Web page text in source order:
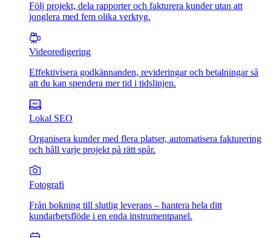
Följ projekt, dela rapporter och fakturera kunder utan att
jonglera med fem olika verktyg.
Videoredigering
Effektivisera godkännanden, revideringar och betalningar så
att du kan spendera mer tid i tidslinjen.
Lokal SEO
Organisera kunder med flera platser, automatisera fakturering
och håll varje projekt på rätt spår.
Fotografi
Från bokning till slutlig leverans – hantera hela ditt
kundarbetsflöde i en enda instrumentpanel.